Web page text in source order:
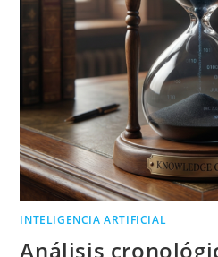
INTELIGENCIA ARTIFICIAL
Análisis